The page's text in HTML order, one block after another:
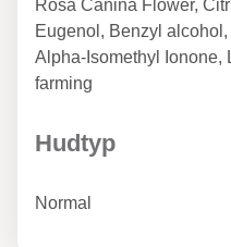
Rosa Canina Flower,
Eugenol, Benzyl
Alpha-Isomethyl Ionone,
farming
Hudtyp
Normal